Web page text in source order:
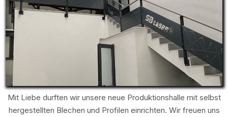
Mit Liebe durften wir unsere neue Produktionshalle mit selbst
hergestellten Blechen und Profilen einrichten. Wir freuen uns